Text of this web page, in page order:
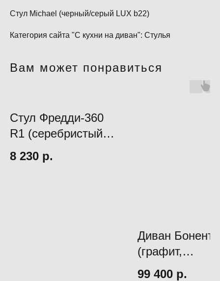
Стул Michael (черный/серый LUX b22)
Категория сайта "С кухни на диван": Стулья
Вам может понравиться
Стул Фредди-360
R1 (серебристый
люкс/черный д20)
8 230 р.
Диван Бонент
(графит,
мех.транс.:
99 400 р.